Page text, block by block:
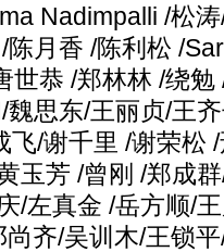
Nadimpalli /松
陈月香 /陈利松 /
世恭 /郑林林 /绕
思东/王丽贞/王
/谢千里 /谢荣松
玉芳 /曾刚 /郑成
/左真金 /岳方顺/
齐/吴训木/王锁